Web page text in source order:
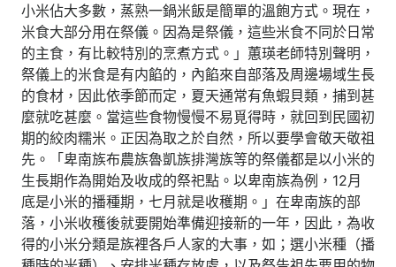
小米佔大多數，蒸熟一鍋米飯是簡單的溫飽方式。現在，
米食大部分用在祭儀。因為是祭儀，這些米食不同於日常
的主食，有比較特別的烹煮方式。」蕙瑛老師特別聲明，
祭儀上的米食是有内餡的，內餡來自部落及周邊場域生長
的食材，因此依季節而定，夏天通常有魚蝦貝類，捕到甚
麼就吃甚麼。當這些食物慢慢不易覓得時，就回到民國初
期的絞肉糯米。正因為取之於自然，所以要學會敬天敬祖
先。「卑南族布農族魯凱族排灣族等的祭儀都是以小米的
生長期作為開始及收成的祭祀點。以卑南族為例，12月
底是小米的播種期，七月就是收穫期。」在卑南族的部
落，小米收穫後就要開始準備迎接新的一年，因此，為收
得的小米分類是族裡各戶人家的大事，如；選小米種（播